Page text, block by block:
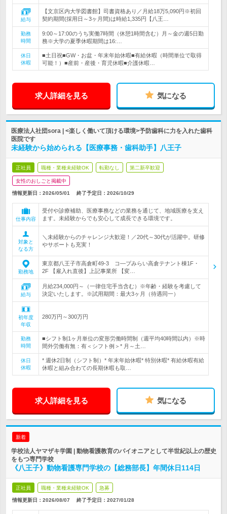
給与
【文京区内大学図書館】司書資格あり／月給18万5,090円※初回
契約期間(採用日～3ヶ月間)は時給1,335円【八王…
勤務
時間
9:00～17:00のうち実働7時間（休憩1時間含む）月～金の週5日勤
務※大学の夏季休暇期間は16:…
休日
休暇
■土日祝■GW・お盆・年末年始休暇■有給休暇（時間単位で取得
可能！）■産前・産後・育児休暇■介護休暇…
求人詳細を見る 気になる
医療法人社団sora | <楽しく働いて頂ける環境>予防歯科に力を入れた歯科
医院です
未経験から始められる【医療事務・歯科助手】八王子
正社員 職種・業種未経験OK 転勤なし 第二新卒歓迎
女性のおしごと掲載中
情報更新日：2026/05/01 終了予定日： 2026/10/29
仕事内容
受付や診療補助、医療事務などの業務を通じて、地域医療を支え
ます。未経験からでも安心して成長できる環境です。
対象と
なる方
＼未経験からのチャレンジ大歓迎！／20代～30代が活躍中。研修
やサポートも充実！
勤務地
東京都八王子市高倉町49-3 コ―プみらい高倉テナント棟1F・
2F 【雇入れ直後】上記事業所 【変…
給与
月給234,000円～（一律住宅手当含む）※年齢・経験を考慮して
決定いたします。※試用期間：最大3ヶ月（待遇同一）
初年度
年収
280万円～300万円
勤務
時間
■シフト制1ヶ月単位の変形労働時間制（週平均40時間以内）※時
間外労働有無：有＜シフト例＞* 月～土…
休日
休暇
* 週休2日制（シフト制）* 年末年始休暇* 特別休暇* 有給休暇有給
休暇と組み合わての長期休暇も取…
求人詳細を見る 気になる
新着
学校法人ヤマザキ学園 | 動物看護教育のパイオニアとして半世紀以上の歴史
をもつ専門学校
《八王子》動物看護専門学校の【総務部長】年間休日114日
正社員 職種・業種未経験OK 急募
情報更新日：2026/08/07 終了予定日： 2027/01/28